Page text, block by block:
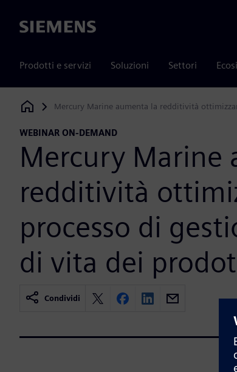
Siemens
Prodotti e servizi Soluzioni Settori
Siemens Digital Industries Software
Mercury Marine aumenta la redditività
WEBINAR ON-DEMAND
Mercury Marine
redditività
processo di
di vita dei
Condividi